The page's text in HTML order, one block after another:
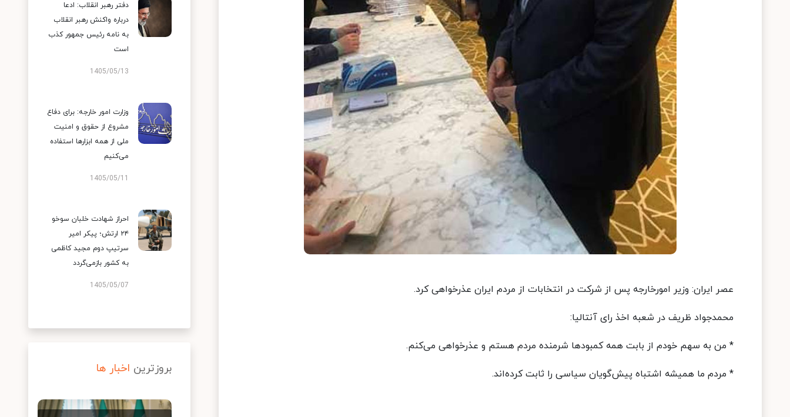
عصر ایران: وزیر امورخارجه پس از شرکت در انتخابات از مردم ایران عذرخواهی کرد.
محمدجواد ظریف در شعبه اخذ رای آنتالیا:
* من به سهم خودم از بابت همه کمبودها شرمنده مردم هستم و عذرخواهی می‌کنم.
* مردم ما همیشه اشتباه پیش‌گویان سیاسی را ثابت کرده‌اند.
دفتر رهبر انقلاب: ادعا
درباره واکنش رهبر انقلاب
به نامه رئیس جمهور کذب
است
1405/05/13
وزارت امور خارجه: برای دفاع
مشروع از حقوق و امنیت
ملی از همه ابزارها استفاده
می‌کنیم
1405/05/11
احراز شهادت خلبان سوخو
۲۴ ارتش؛ پیکر امیر
سرتیپ دوم مجید کاظمی
به کشور بازمی‌گردد
1405/05/07
بروزترین اخبار ها